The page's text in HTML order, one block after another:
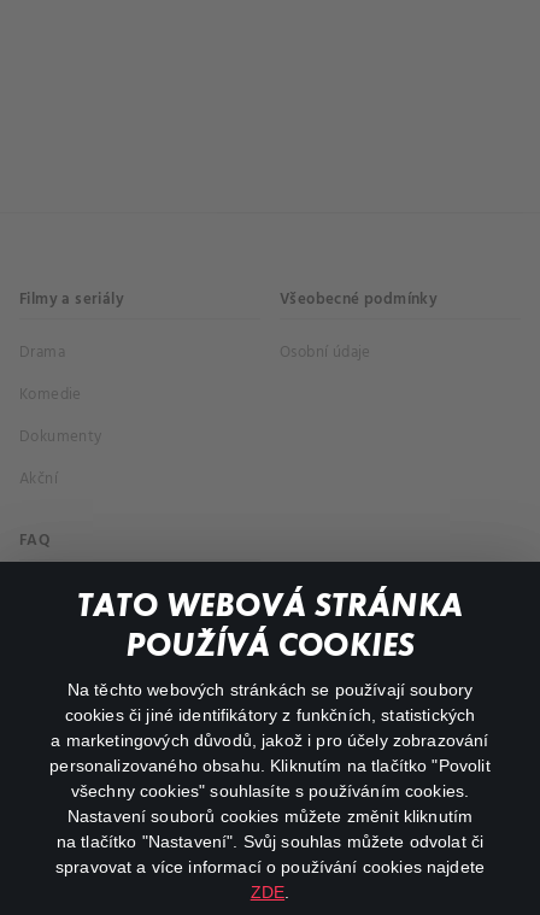
TATO WEBOVÁ STRÁNKA
POUŽÍVÁ COOKIES
Na těchto webových stránkách se používají soubory
cookies či jiné identifikátory z funkčních, statistických
a marketingových důvodů, jakož i pro účely zobrazování
personalizovaného obsahu. Kliknutím na tlačítko "Povolit
všechny cookies" souhlasíte s používáním cookies.
Nastavení souborů cookies můžete změnit kliknutím
na tlačítko "Nastavení". Svůj souhlas můžete odvolat či
spravovat a více informací o používání cookies najdete
ZDE
Filmy a seriály
Drama
Komedie
Dokumenty
Akční
Všeobecné podmínky
Osobní údaje
FAQ
Můj účet
Důležité odkazy
facebookinstagram
youtube